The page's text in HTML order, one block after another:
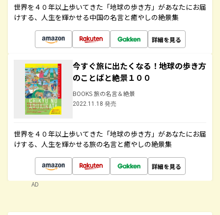
世界を４０年以上歩いてきた「地球の歩き方」があなたにお届
けする、人生を輝かせる中国の名言と癒やしの絶景集
詳細を見る
今すぐ旅に出たくなる！地球の歩き方
のことばと絶景１００
BOOKS 旅の名言＆絶景
2022.11.18 発売
世界を４０年以上歩いてきた「地球の歩き方」があなたにお届
けする、人生を輝かせる旅の名言と癒やしの絶景集
詳細を見る
AD